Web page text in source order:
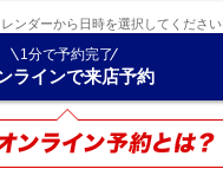
ンダーから日時を選択してください
1分で予約完了
ラインで来店予約